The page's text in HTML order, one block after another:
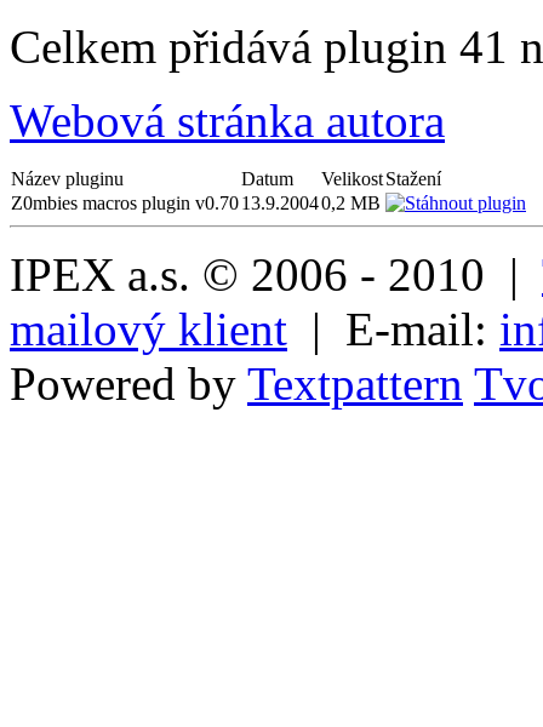
Celkem přidává plugin 41
Webová stránka autora
Název pluginu Datum VelikostStažení
Z0mbies macros plugin v0.7013.9.20040,2 MB
IPEX a.s. © 2006 - 2010 |
mailový klient | E-mail:
Powered by Textpattern